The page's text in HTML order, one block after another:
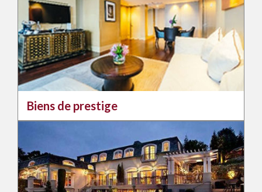
Biens de prestige